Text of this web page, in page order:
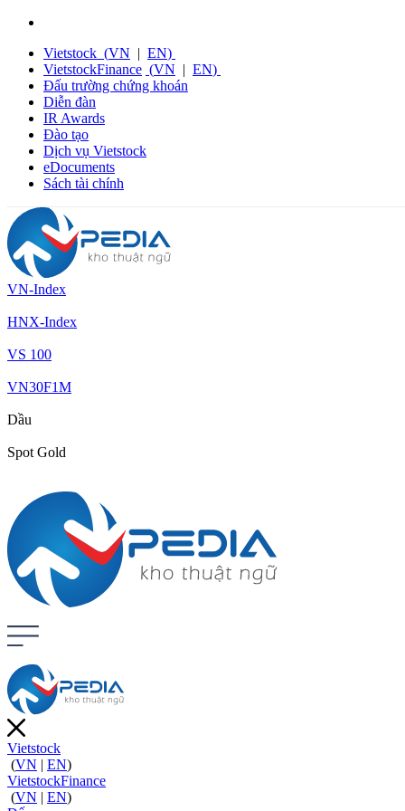
Vietstock (VN | EN)
VietstockFinance (VN | EN)
Đấu trường chứng khoán
Diễn đàn
IR Awards
Đào tạo
Dịch vụ Vietstock
eDocuments
Sách tài chính
VN-Index
HNX-Index
VS 100
VN30F1M
Dầu
Spot Gold
Vietstock
(VN | EN)
VietstockFinance
(VN | EN)